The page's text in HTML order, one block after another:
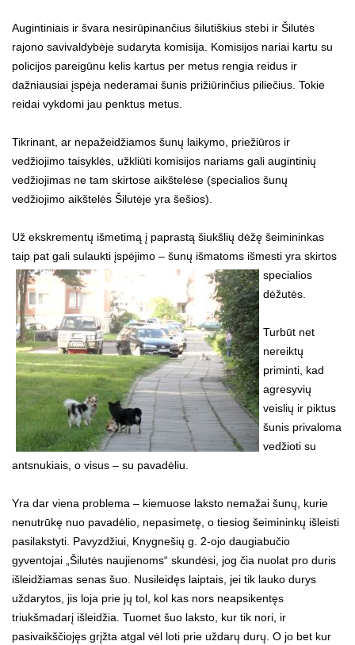
Augintiniais ir švara nesirūpinančius šilutiškius stebi ir Šilutės
rajono savivaldybėje sudaryta komisija. Komisijos nariai kartu su
policijos pareigūnu kelis kartus per metus rengia reidus ir
dažniausiai įspėja nederamai šunis prižiūrinčius piliečius. Tokie
reidai vykdomi jau penktus metus.
Tikrinant, ar nepažeidžiamos šunų laikymo, priežiūros ir
vedžiojimo taisyklės, užkliūti komisijos nariams gali augintinių
vedžiojimas ne tam skirtose aikštelėse (specialios šunų
vedžiojimo aikštelės Šilutėje yra šešios).
Už ekskrementų išmetimą į paprastą šiukšlių dėžę šeimininkas
taip pat gali sulaukti įspėjimo – šunų išmatoms išmesti yra skirtos
specialios
dėžutės.
Turbūt net
nereiktų
priminti, kad
agresyvių
veislių ir piktus
šunis privaloma
vedžioti su
antsnukiais, o visus – su pavadėliu.
Yra dar viena problema – kiemuose laksto nemažai šunų, kurie
nenutrūkę nuo pavadėlio, nepasimetę, o tiesiog šeimininkų išleisti
pasilakstyti. Pavyzdžiui, Knygnešių g. 2-ojo daugiabučio
gyventojai „Šilutės naujienoms“ skundėsi, jog čia nuolat pro duris
išleidžiamas senas šuo. Nusileidęs laiptais, jei tik lauko durys
uždarytos, jis loja prie jų tol, kol kas nors neapsikentęs
triukšmadarį išleidžia. Tuomet šuo laksto, kur tik nori, ir
pasivaikščiojęs grįžta atgal vėl loti prie uždarų durų. O jo bet kur